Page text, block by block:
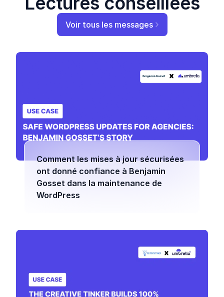
Voir tous les messages
Comment les mises à jour sécurisées
ont donné confiance à Benjamin
Gosset dans la maintenance de
WordPress